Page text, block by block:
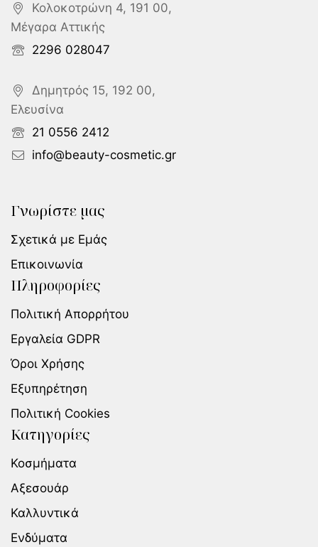
Κολοκοτρώνη 4, 191 00,
Μέγαρα Αττικής
2296 028047
Δημητρός 15, 192 00,
Ελευσίνα
21 0556 2412
info@beauty-cosmetic.gr
Γνωρίστε μας
Σχετικά με Εμάς
Επικοινωνία
Πληροφορίες
Πολιτική Απορρήτου
Εργαλεία GDPR
Όροι Χρήσης
Εξυπηρέτηση
Πολιτική Cookies
Κατηγορίες
Κοσμήματα
Αξεσουάρ
Καλλυντικά
Ενδύματα